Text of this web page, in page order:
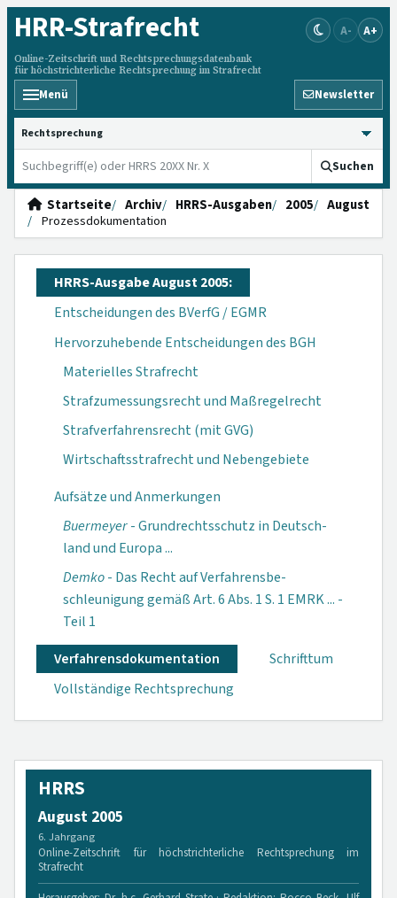
HRR-Strafrecht
Online-Zeitschrift und Rechtsprechungsdatenbank
für höchstrichterliche Rechtsprechung im Strafrecht
A- A+
Menü Newsletter
HRRS durchsuchen
Suchen
Startseite Archiv HRRS-Ausgaben 2005
August
Prozessdokumentation
HRRS-Ausgabe August 2005:
Entscheidungen des BVerfG / EGMR
Hervorzuhebende Entscheidungen des BGH
Materielles Strafrecht
Strafzumessungsrecht und Maßregelrecht
Strafverfahrensrecht (mit GVG)
Wirtschaftsstrafrecht und Nebengebiete
Aufsätze und Anmerkungen
Buermeyer- Grundrechts­schutz in Deutsch­
land und Europa ...
Demko- Das Recht auf Verfahrensbe­
schleunigung ge­mäß Art. 6 Abs. 1 S. 1 EMRK ... -
Teil 1
Verfahrensdokumen­tation
Schrifttum
Vollständige Rechtsprechung
HRRS
August 2005
6. Jahrgang
Online-Zeitschrift für höchstrichterliche Rechtsprechung im
Strafrecht